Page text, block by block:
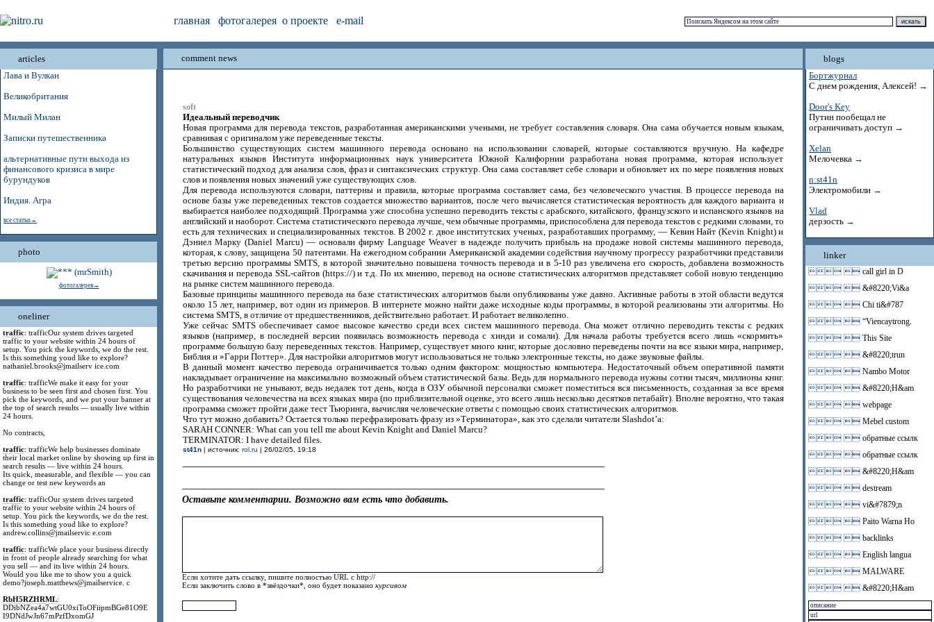
главная фотогалерея о проекте e-mail
articles
Лава и Вулкан
Великобритания
Милый Милан
Записки путешественника
альтернативные пути выхода из
финансового кризиса в мире
бурундуков
Индия. Агра
все статьи→
photo
фотогалерея→
oneliner
traffic: trafficOur system drives targeted
traffic to your website within 24 hours of
setup. You pick the keywords, we do the rest.
Is this something youd like to explore?
nathaniel.brooks@jmailserv ice.com
traffic: trafficWe make it easy for your
business to be seen first and chosen first. You
pick the keywords, and we put your banner at
the top of search results — usually live within
24 hours.
No contracts,
traffic: trafficWe help businesses dominate
their local market online by showing up first in
search results — live within 24 hours.
Its quick, measurable, and flexible — you can
change or test new keywords an
traffic: trafficOur system drives targeted
traffic to your website within 24 hours of
setup. You pick the keywords, we do the rest.
Is this something youd like to explore?
andrew.collins@jmailservic e.com
traffic: trafficWe place your business directly
in front of people already searching for what
you sell — and its live within 24 hours.
Would you like me to show you a quick
demo?joseph.matthews@jmailservice. c
RbH5RZHRML:
DDibNZea4a7wtGU0xiToOFiipmBGe81O9E
I9DNdJwJn67mPzfDxomGJ
comment news
soft
Идеальный переводчик
Новая программа для перевода текстов, разработанная американскими учеными, не требует составления словаря. Она сама обучается новым языкам,
сравнивая с оригиналом уже переведенные тексты.
Большинство существующих систем машинного перевода основано на использовании словарей, которые составляются вручную. На кафедре
натуральных языков Института информационных наук университета Южной Калифорнии разработана новая программа, которая использует
статистический подход для анализа слов, фраз и синтаксических структур. Она сама составляет себе словари и обновляет их по мере появления новых
слов и появления новых значений уже существующих слов.
Для перевода используются словари, паттерны и правила, которые программа составляет сама, без человеческого участия. В процессе перевода на
основе базы уже переведенных текстов создается множество вариантов, после чего вычисляется статистическая вероятность для каждого варианта и
выбирается наиболее подходящий. Программа уже способна успешно переводить тексты с арабского, китайского, французского и испанского языков на
английский и наоборот. Система статистического перевода лучше, чем обычные программы, приспособлена для перевода текстов с редкими словами, то
есть для технических и специализированных текстов. В 2002 г. двое институтских ученых, разработавших программу, — Кевин Найт (Kevin Knight) и
Дэниел Марку (Daniel Marcu) — основали фирму Language Weaver в надежде получить прибыль на продаже новой системы машинного перевода,
которая, к слову, защищена 50 патентами. На ежегодном собрании Американской академии содействия научному прогрессу разработчики представили
третью версию программы SMTS, в которой значительно повышена точность перевода и в 5-10 раз увеличена его скорость, добавлена возможность
скачивания и перевода SSL-сайтов (https://) и т.д. По их мнению, перевод на основе статистических алгоритмов представляет собой новую тенденцию
на рынке систем машинного перевода.
Базовые принципы машинного перевода на базе статистических алгоритмов были опубликованы уже давно. Активные работы в этой области ведутся
около 15 лет, например, вот один из примеров. В интернете можно найти даже исходные коды программы, в которой реализованы эти алгоритмы. Но
система SMTS, в отличие от предшественников, действительно работает. И работает великолепно.
Уже сейчас SMTS обеспечивает самое высокое качество среди всех систем машинного перевода. Она может отлично переводить тексты с редких
языков (например, в последней версии появилась возможность перевода с хинди и сомали). Для начала работы требуется всего лишь «скормить»
программе большую базу переведенных текстов. Например, существует много книг, которые дословно переведены почти на все языки мира, например,
Библия и »Гарри Поттер». Для настройки алгоритмов могут использоваться не только электронные тексты, но даже звуковые файлы.
В данный момент качество перевода ограничивается только одним фактором: мощностью компьютера. Недостаточный объем оперативной памяти
накладывает ограничение на максимально возможный объем статистической базы. Ведь для нормального перевода нужны сотни тысяч, миллионы книг.
Но разработчики не унывают, ведь недалек тот день, когда в ОЗУ обычной персоналки сможет поместиться вся письменность, созданная за все время
существования человечества на всех языках мира (по приблизительной оценке, это всего лишь несколько десятков петабайт). Вполне вероятно, что такая
программа сможет пройти даже тест Тьюринга, вычисляя человеческие ответы с помощью своих статистических алгоритмов.
Что тут можно добавить? Остается только перефразировать фразу из »Терминатора», как это сделали читатели Slashdot’а:
SARAH CONNER: What can you tell me about Kevin Knight and Daniel Marcu?
TERMINATOR: I have detailed files.
st41n| источник: rol.ru | 26/02/05, 19:18
Оставьте комментарии. Возможно вам есть что добавить.
Если хотите дать ссылку, пишите полностью URL с http://
Если заключить слово в *звёздочки*, оно будет показанокурсивом
blogs
Бортжурнал
С днем рождения, Алексей! →
Door's Key
Путин пообещал не
ограничивать доступ →
Xelan
Мелочевка →
n:st41n
Электромобили →
Vlad
дерзость →
linker
  call girl in D
  &#8220;Vi&a
  Chi ti&#787
  “Viencaytrong.
  This Site
  &#8220;trun
  Nambo Motor
  &#8220;H&am
  webpage
  Mebel custom
  обратные ссылк
  обратные ссылк
  &#8220;H&am
  destream
  vi&#7879;n
  Paito Warna Ho
  backlinks
  English langua
  MALWARE
  &#8220;H&am